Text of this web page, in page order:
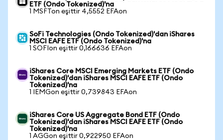
ETF (Ondo Tokenized)'na
1 MSFTon eşittir 4,5552 EFAon
SoFi Technologies (Ondo Tokenized)'dan iShares
MSCI EAFE ETF (Ondo Tokenized)'na
1 SOFIon eşittir 0,166636 EFAon
iShares Core MSCI Emerging Markets ETF (Ondo
Tokenized)'dan iShares MSCI EAFE ETF (Ondo
Tokenized)'na
1 IEMGon eşittir 0,739843 EFAon
iShares Core US Aggregate Bond ETF (Ondo
Tokenized)'dan iShares MSCI EAFE ETF (Ondo
Tokenized)'na
1 AGGon eşittir 0,922950 EFAon